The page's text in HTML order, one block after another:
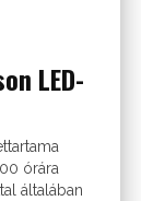
LED-
órára
általában